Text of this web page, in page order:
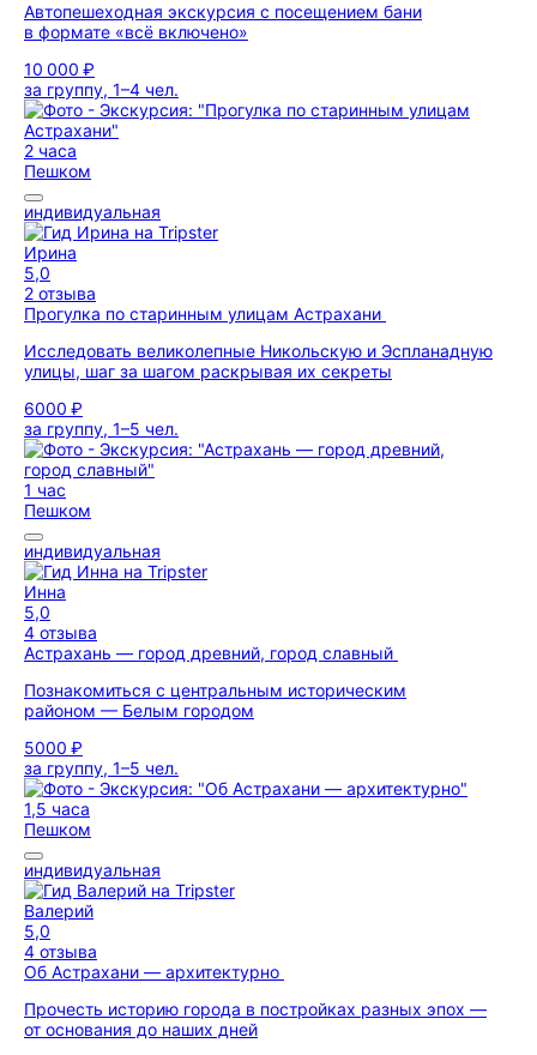
Автопешеходная экскурсия с посещением бани
в формате «всё включено»
10 000 ₽
за группу, 1–4 чел.
2 часа
Пешком
индивидуальная
Ирина
5,0
2 отзыва
Прогулка по старинным улицам Астрахани
Исследовать великолепные Никольскую и Эспланадную
улицы, шаг за шагом раскрывая их секреты
6000 ₽
за группу, 1–5 чел.
1 час
Пешком
индивидуальная
Инна
5,0
4 отзыва
Астрахань — город древний, город славный
Познакомиться с центральным историческим
районом — Белым городом
5000 ₽
за группу, 1–5 чел.
1,5 часа
Пешком
индивидуальная
Валерий
5,0
4 отзыва
Об Астрахани — архитектурно
Прочесть историю города в постройках разных эпох —
от основания до наших дней